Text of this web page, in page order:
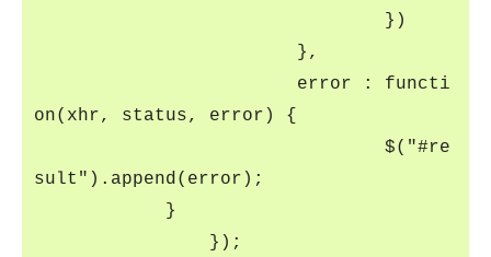
})
},
error : functi
on(xhr, status, error) {
$("#re
sult").append(error);
}
});